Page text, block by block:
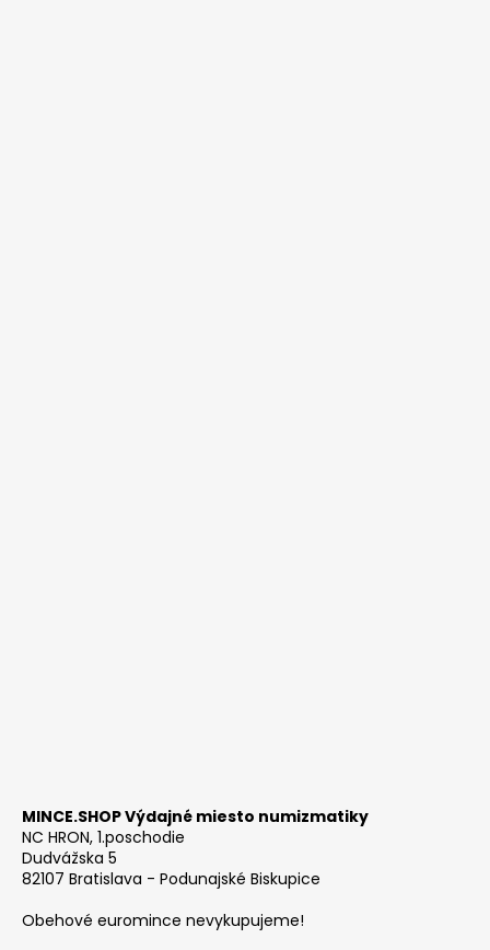
MINCE.SHOP Výdajné miesto numizmatiky
NC HRON, 1.poschodie
Dudvážska 5
82107 Bratislava - Podunajské Biskupice
Obehové euromince nevykupujeme!